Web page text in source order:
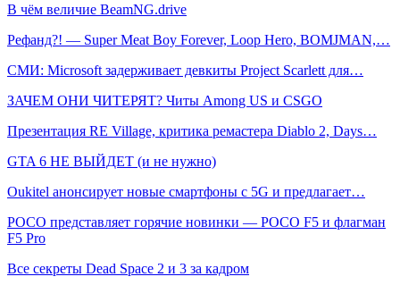
В чём величие BeamNG.drive
Рефанд?! — Super Meat Boy Forever, Loop Hero, BOMJMAN,…
СМИ: Microsoft задерживает девкиты Project Scarlett для…
ЗАЧЕМ ОНИ ЧИТЕРЯТ? Читы Among US и CSGO
Презентация RE Village, критика ремастера Diablo 2, Days…
GTA 6 НЕ ВЫЙДЕТ (и не нужно)
Oukitel анонсирует новые смартфоны с 5G и предлагает…
POCO представляет горячие новинки — POCO F5 и флагман
F5 Pro
Все секреты Dead Space 2 и 3 за кадром